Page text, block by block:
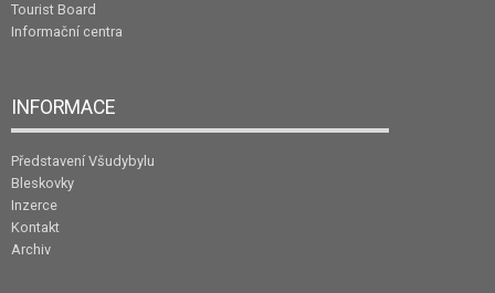
Tourist Board
Informační centra
INFORMACE
Představení Všudybylu
Bleskovky
Inzerce
Kontakt
Archiv